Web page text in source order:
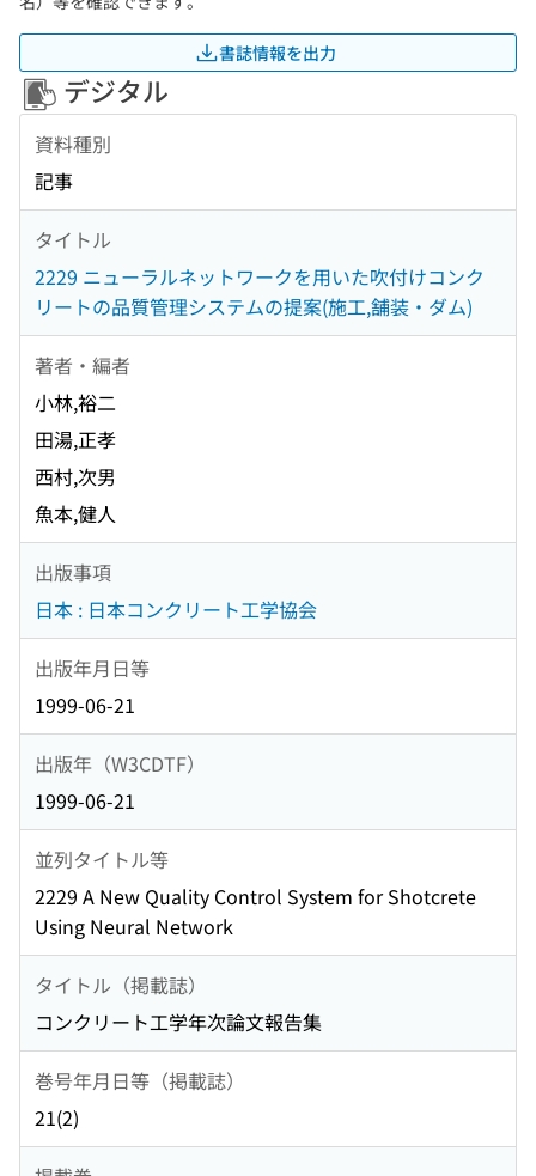
書誌情報を出力
デジタル
資料種別
記事
タイトル
2229 ニューラルネットワークを用いた吹付けコンク
リートの品質管理システムの提案(施工,舗装・ダム)
著者・編者
小林,裕二
田湯,正孝
西村,次男
魚本,健人
出版事項
日本 : 日本コンクリート工学協会
出版年月日等
1999-06-21
出版年（W3CDTF）
1999-06-21
並列タイトル等
2229 A New Quality Control System for Shotcrete
Using Neural Network
タイトル（掲載誌）
コンクリート工学年次論文報告集
巻号年月日等（掲載誌）
21(2)